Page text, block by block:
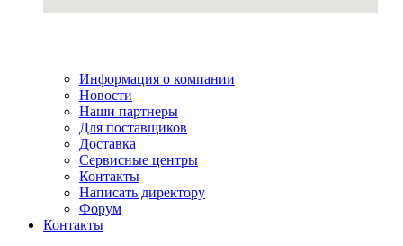
Информация о компании
Новости
Наши партнеры
Для поставщиков
Доставка
Сервисные центры
Контакты
Написать директору
Форум
Контакты